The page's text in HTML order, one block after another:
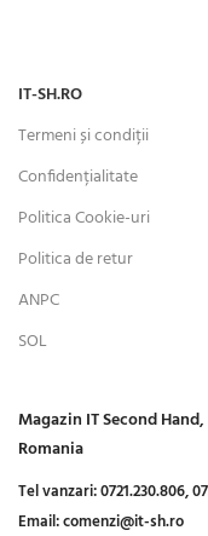
IT-SH.RO
Termeni și condiții
Confidențialitate
Politica Cookie-uri
Politica de retur
ANPC
SOL
Magazin IT Second
Romania
Tel vanzari:0721.230.806,
Email:comenzi@it-sh.ro